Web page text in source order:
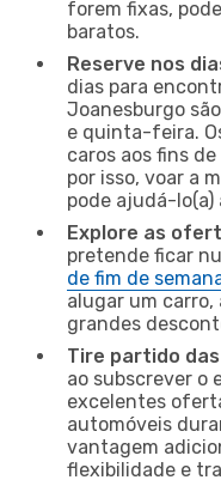
forem fixas,
baratos.
Reserve nos
dias para
Joanesburgo
e quinta-feira.
caros aos fins
por isso, voar a
pode ajudá-
Explore as
pretende ficar
de fim de
alugar um carro,
grandes
Tire partido
ao subscrever o
excelentes
automóveis
vantagem
flexibilidade e